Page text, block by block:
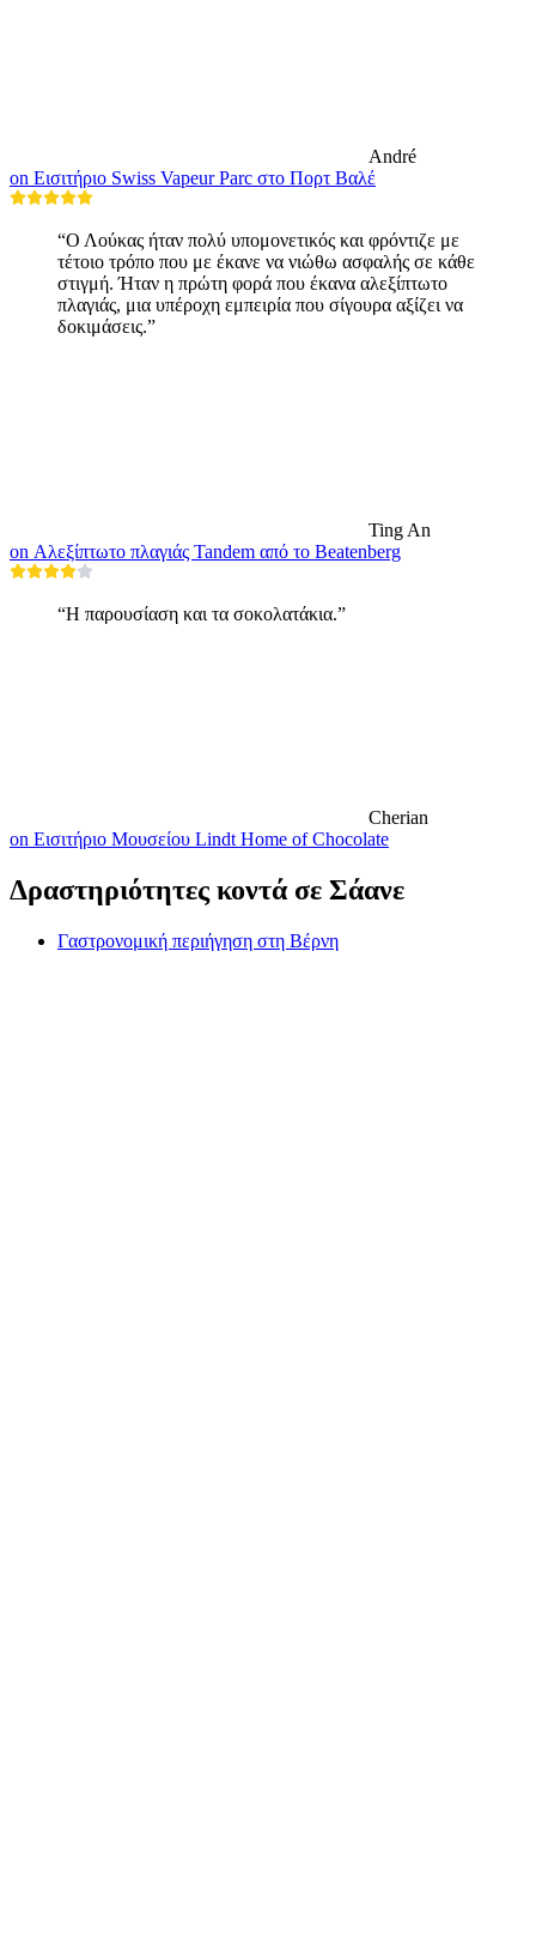
André
on Εισιτήριο Swiss Vapeur Parc στο Πορτ Βαλέ
“Ο Λούκας ήταν πολύ υπομονετικός και φρόντιζε με
τέτοιο τρόπο που με έκανε να νιώθω ασφαλής σε κάθε
στιγμή. Ήταν η πρώτη φορά που έκανα αλεξίπτωτο
πλαγιάς, μια υπέροχη εμπειρία που σίγουρα αξίζει να
δοκιμάσεις.”
Ting An
on Αλεξίπτωτο πλαγιάς Tandem από το Beatenberg
“Η παρουσίαση και τα σοκολατάκια.”
Cherian
on Εισιτήριο Μουσείου Lindt Home of Chocolate
Δραστηριότητες κοντά σε Σάανε
Γαστρονομική περιήγηση στη Βέρνη